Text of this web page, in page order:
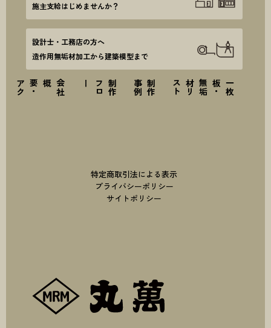
施主支給はじめませんか？
設計士・工務店の方へ
造作用無垢材加工から建築模型まで
一
枚
板
・
無
垢
材
リ
ス
ト
制
作
事
例
制
作
フ
ロ
会
社
概要
・
ア
ク
セ
特定商取引法による表示
プライバシーポリシー
サイトポリシー